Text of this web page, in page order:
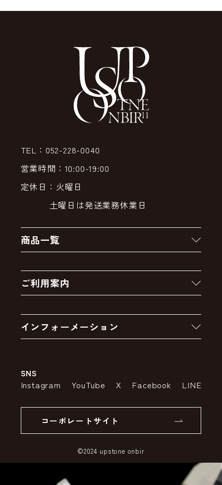
TEL：052-228-0040
営業時間：10:00-19:00
定休日：火曜日
土曜日は発送業務休業日
商品一覧
クーポン
卸販売・大量注文
アウトレットセール
ご利用案内
お支払いについて
インフォーメーション
特定商取引法の表示
SSLサーバー証明書とは
SNS
Instagram YouTube X Facebook LINE
コーポレートサイト
©2024 upstone onbir